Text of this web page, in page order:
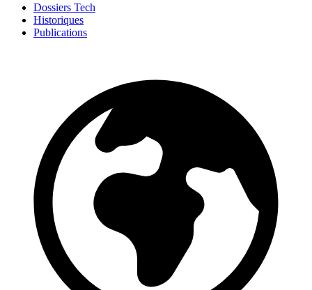
Dossiers Tech
Historiques
Publications